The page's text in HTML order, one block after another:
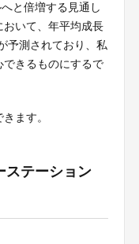
と倍増する見通し
おいて、年平均成長
予測されており、私
できるものにするで
ます。
ステーション